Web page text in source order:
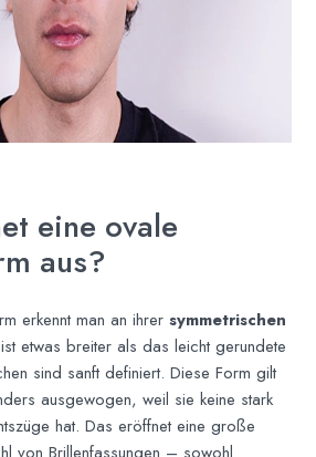
eine ovale
aus?
erkennt man an ihrersymmetrischen
etwas breiter als das leicht gerundete
sind sanft definiert. Diese Form gilt
ausgewogen, weil sie keine stark
hat. Das eröffnet eine große